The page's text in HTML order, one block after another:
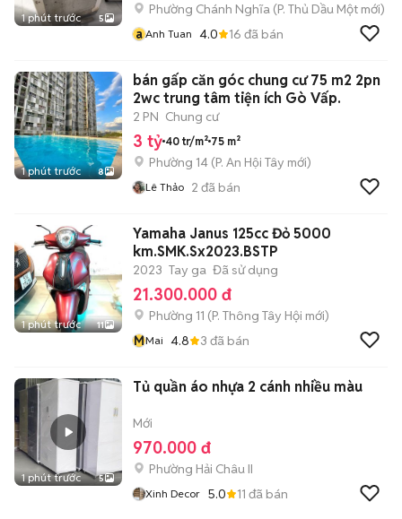
1 phút trước 5
Phường Chánh Nghĩa (P. Thủ Dầu Một mới)
a Anh Tuan 4.0 16 đã bán
1 phút trước 8
bán gấp căn góc chung cư 75 m2 2pn
2wc trung tâm tiện ích Gò Vấp.
2 PN Chung cư
3 tỷ 40 tr/m² 75 m²
Phường 14 (P. An Hội Tây mới)
Lê Thảo 2 đã bán
1 phút trước 11
Yamaha Janus 125cc Đỏ 5000
km.SMK.Sx2023.BSTP
2023 Tay ga Đã sử dụng
21.300.000 đ
Phường 11 (P. Thông Tây Hội mới)
MMai 4.8 3 đã bán
1 phút trước 5
Tủ quần áo nhựa 2 cánh nhiều màu
Mới
970.000 đ
Phường Hải Châu II
Xinh Decor 5.0 11 đã bán